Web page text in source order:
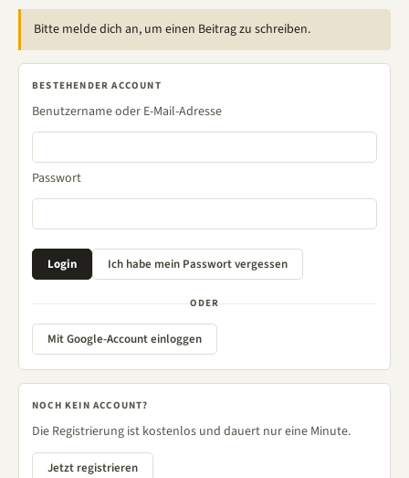
Bitte melde dich an, um einen Beitrag zu schreiben.
BESTEHENDER ACCOUNT
Benutzername oder E-Mail-Adresse
Passwort
ODER
Mit Google-Account einloggen
NOCH KEIN ACCOUNT?
Die Registrierung ist kostenlos und dauert nur eine Minute.
Jetzt registrieren